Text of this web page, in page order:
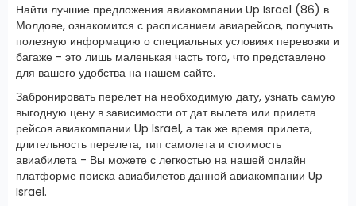
Найти лучшие предложения авиакомпании Up Israel (86) в
Молдове, ознакомится с расписанием авиарейсов, получить
полезную информацию о специальных условиях перевозки и
багаже - это лишь маленькая часть того, что представлено
для вашего удобства на нашем сайте.
Забронировать перелет на необходимую дату, узнать самую
выгодную цену в зависимости от дат вылета или прилета
рейсов авиакомпании Up Israel, а так же время прилета,
длительность перелета, тип самолета и стоимость
авиабилета - Вы можете с легкостью на нашей онлайн
платформе поиска авиабилетов данной авиакомпании Up
Israel.